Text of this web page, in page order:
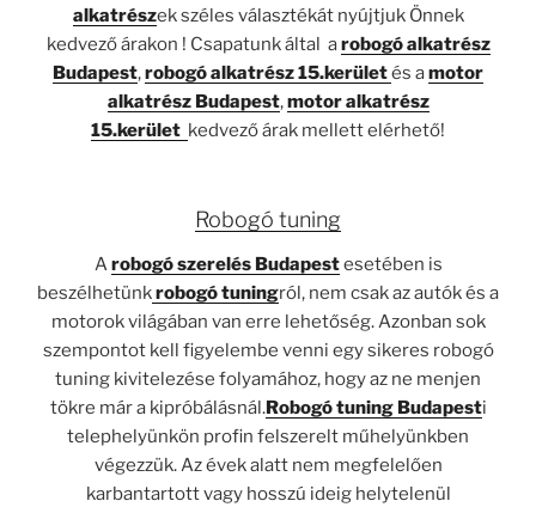
alkatrészek széles választékát nyújtjuk Önnek
kedvező árakon ! Csapatunk által arobogó alkatrész
Budapest,robogó alkatrész 15.kerületés amotor
alkatrész Budapest,motor alkatrész
15.kerület kedvező árak mellett elérhető!
Robogó tuning
Arobogó szerelés Budapestesetében is
beszélhetünkrobogó tuningról, nem csak az autók és a
motorok világában van erre lehetőség. Azonban sok
szempontot kell figyelembe venni egy sikeres robogó
tuning kivitelezése folyamához, hogy az ne menjen
tökre már a kipróbálásnál.Robogó tuning Budapesti
telephelyünkön profin felszerelt műhelyünkben
végezzük. Az évek alatt nem megfelelően
karbantartott vagy hosszú ideig helytelenül